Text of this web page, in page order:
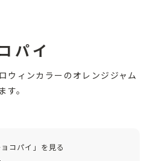
パイ
ウィンカラーのオレンジジャム
す。
コパイ」を見る